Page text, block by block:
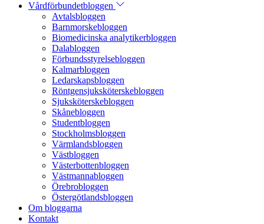
Vårdförbundetbloggen
Avtalsbloggen
Barnmorskebloggen
Biomedicinska analytikerbloggen
Dalabloggen
Förbundsstyrelsebloggen
Kalmarbloggen
Ledarskapsbloggen
Röntgensjuksköterskebloggen
Sjuksköterskebloggen
Skånebloggen
Studentbloggen
Stockholmsbloggen
Värmlandsbloggen
Västbloggen
Västerbottenbloggen
Västmannabloggen
Örebrobloggen
Östergötlandsbloggen
Om bloggarna
Kontakt